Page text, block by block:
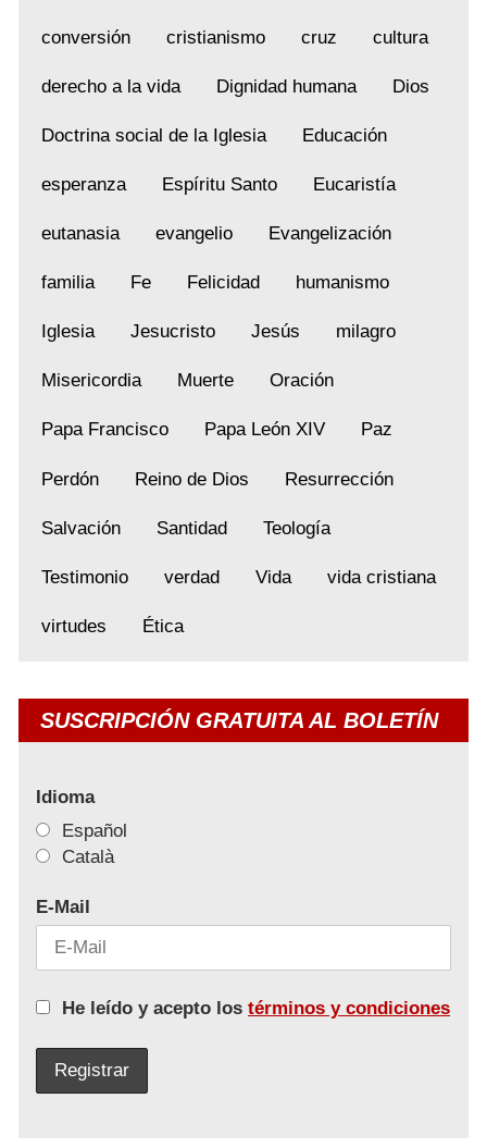
conversión cristianismo cruz cultura
derecho a la vida Dignidad humana Dios
Doctrina social de la Iglesia Educación
esperanza Espíritu Santo Eucaristía
eutanasia evangelio Evangelización
familia Fe Felicidad humanismo
Iglesia Jesucristo Jesús milagro
Misericordia Muerte Oración
Papa Francisco Papa León XIV Paz
Perdón Reino de Dios Resurrección
Salvación Santidad Teología
Testimonio verdad Vida vida cristiana
virtudes Ética
SUSCRIPCIÓN GRATUITA AL BOLETÍN
Idioma
Español
Català
E-Mail
He leído y acepto los términos y condiciones